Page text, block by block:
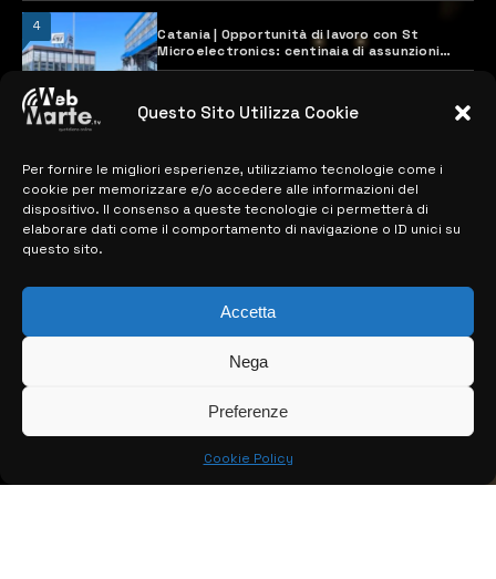
Questo Sito Utilizza Cookie
Per fornire le migliori esperienze, utilizziamo tecnologie come i
cookie per memorizzare e/o accedere alle informazioni del
dispositivo. Il consenso a queste tecnologie ci permetterà di
elaborare dati come il comportamento di navigazione o ID unici su
questo sito.
Accetta
Nega
Preferenze
Cookie Policy
4
Catania | Opportunità di lavoro con St
Microelectronics: centinaia di assunzioni
previste
MAPPA DEL SITO
> NOTIZIE